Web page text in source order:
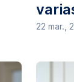
22 mar.,